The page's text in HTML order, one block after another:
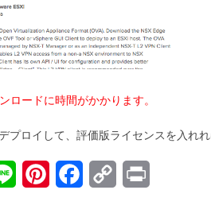
ロードに時間がかかります。
プロイして、評価版ライセンスを入れ
Line PinterestFacebook
Copy